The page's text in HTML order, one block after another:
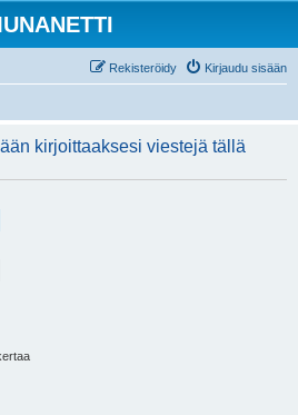
Kirjaudu sisään
Rekisteröidy
kirjoittaaksesi viestejä tällä